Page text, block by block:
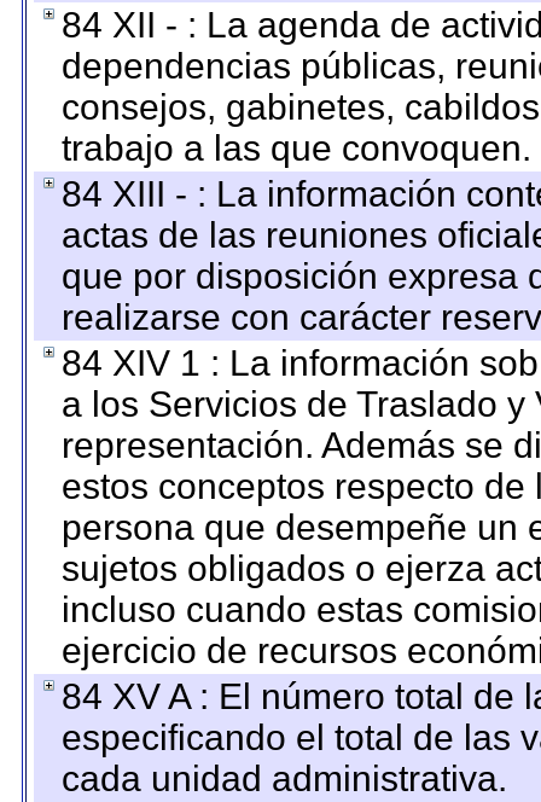
84 XII - : La agenda de
dependencias públicas,
consejos, gabinetes,
trabajo a las que convoquen.
84 XIII - : La información
actas de las reuniones
que por disposición expresa
realizarse con carácter
84 XIV 1 : La información
a los Servicios de Traslado
representación. Además se
estos conceptos respecto
persona que desempeñe un
sujetos obligados o ejerza
incluso cuando estas
ejercicio de recursos
84 XV A : El número total de
especificando el total de las
cada unidad administrativa.